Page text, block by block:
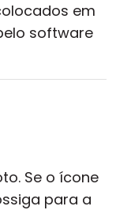
em
software
Se o ícone
para a